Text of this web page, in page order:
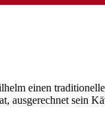
einen
ausgerechnet sein